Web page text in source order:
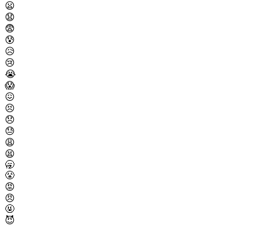
😦
😧
😨
😰
😥
😢
😭
😱
😖
😣
😞
😓
😩
😫
🥱
😤
😡
😠
🤬
😈